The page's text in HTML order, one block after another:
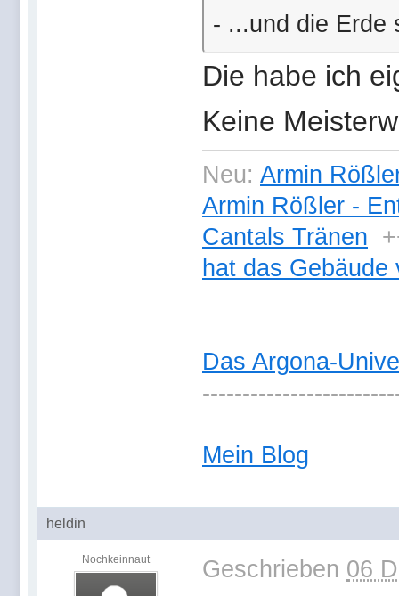
- ...und die Erde
Die habe ich
Keine
Neu: Armin
Armin Rößler -
Cantals Tränen
hat das Gebäude
Das Argona-
Mein Blog
heldin
Nochkeinnaut Geschrieben 06